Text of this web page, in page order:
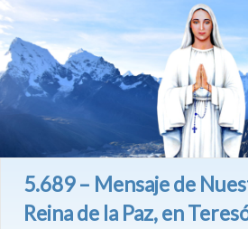
5.689 – Mensaje de
Reina de la Paz, en